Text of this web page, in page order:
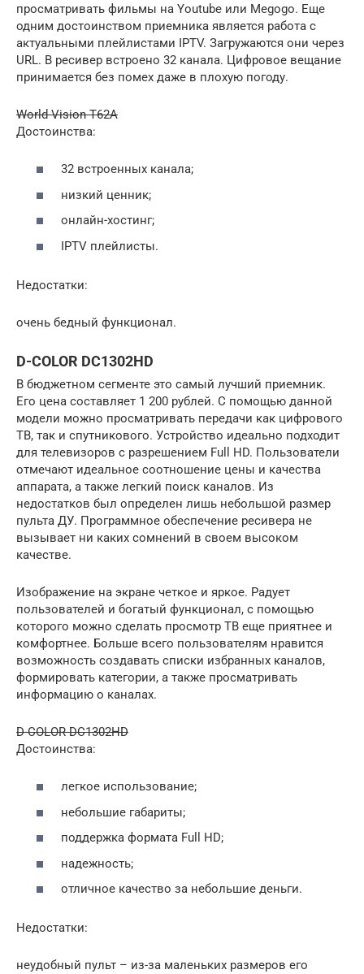
просматривать фильмы на Youtube или Megogo. Еще
одним достоинством приемника является работа с
актуальными плейлистами IPTV. Загружаются они через
URL. В ресивер встроено 32 канала. Цифровое вещание
принимается без помех даже в плохую погоду.
World Vision T62A
Достоинства:
32 встроенных канала;
низкий ценник;
онлайн-хостинг;
IPTV плейлисты.
Недостатки:
очень бедный функционал.
D-COLOR DC1302HD
В бюджетном сегменте это самый лучший приемник.
Его цена составляет 1 200 рублей. С помощью данной
модели можно просматривать передачи как цифрового
ТВ, так и спутникового. Устройство идеально подходит
для телевизоров с разрешением Full HD. Пользователи
отмечают идеальное соотношение цены и качества
аппарата, а также легкий поиск каналов. Из
недостатков был определен лишь небольшой размер
пульта ДУ. Программное обеспечение ресивера не
вызывает ни каких сомнений в своем высоком
качестве.
Изображение на экране четкое и яркое. Радует
пользователей и богатый функционал, с помощью
которого можно сделать просмотр ТВ еще приятнее и
комфортнее. Больше всего пользователям нравится
возможность создавать списки избранных каналов,
формировать категории, а также просматривать
информацию о каналах.
D-COLOR DC1302HD
Достоинства:
легкое использование;
небольшие габариты;
поддержка формата Full HD;
надежность;
отличное качество за небольшие деньги.
Недостатки:
неудобный пульт – из-за маленьких размеров его